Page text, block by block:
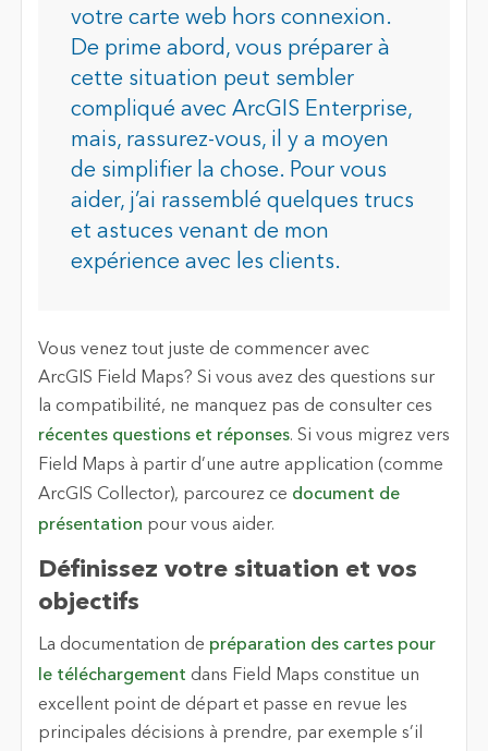
votre carte web hors connexion.
De prime abord, vous préparer à
cette situation peut sembler
compliqué avec ArcGIS Enterprise,
mais, rassurez-vous, il y a moyen
de simplifier la chose. Pour vous
aider, j’ai rassemblé quelques trucs
et astuces venant de mon
expérience avec les clients.
Vous venez tout juste de commencer avec
ArcGIS Field Maps? Si vous avez des questions sur
la compatibilité, ne manquez pas de consulter ces
récentes questions et réponses. Si vous migrez vers
Field Maps à partir d’une autre application (comme
ArcGIS Collector), parcourez ce document de
présentation pour vous aider.
Définissez votre situation et vos
objectifs
La documentation de préparation des cartes pour
le téléchargement dans Field Maps constitue un
excellent point de départ et passe en revue les
principales décisions à prendre, par exemple s’il